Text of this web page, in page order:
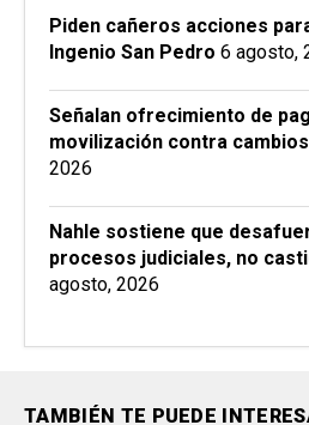
Piden cañeros acciones
Ingenio San Pedro 6 agosto,
Señalan ofrecimiento de
movilización contra cambios
2026
Nahle sostiene que
procesos judiciales, no
agosto, 2026
TAMBIÉN TE PUEDE